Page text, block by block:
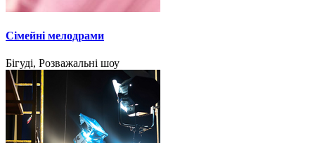
Сімейні мелодрами
Бігуді, Розважальні шоу